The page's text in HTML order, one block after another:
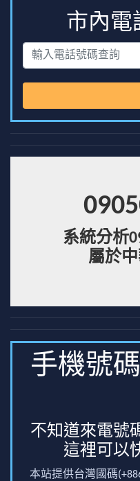
市內電
系統分析
屬於
手機號
不知道來電號
這裡可以
本站提供台灣國碼